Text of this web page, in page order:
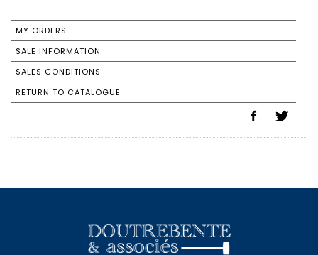
MY ORDERS
SALE INFORMATION
SALES CONDITIONS
RETURN TO CATALOGUE